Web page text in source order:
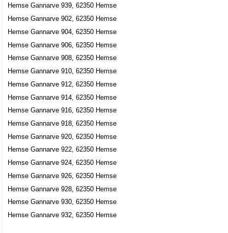
Hemse Gannarve 939, 62350 Hemse
Hemse Gannarve 902, 62350 Hemse
Hemse Gannarve 904, 62350 Hemse
Hemse Gannarve 906, 62350 Hemse
Hemse Gannarve 908, 62350 Hemse
Hemse Gannarve 910, 62350 Hemse
Hemse Gannarve 912, 62350 Hemse
Hemse Gannarve 914, 62350 Hemse
Hemse Gannarve 916, 62350 Hemse
Hemse Gannarve 918, 62350 Hemse
Hemse Gannarve 920, 62350 Hemse
Hemse Gannarve 922, 62350 Hemse
Hemse Gannarve 924, 62350 Hemse
Hemse Gannarve 926, 62350 Hemse
Hemse Gannarve 928, 62350 Hemse
Hemse Gannarve 930, 62350 Hemse
Hemse Gannarve 932, 62350 Hemse